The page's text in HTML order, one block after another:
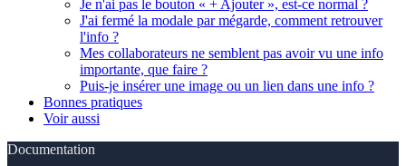
Je n'ai pas le bouton « + Ajouter », est-ce normal ?
J'ai fermé la modale par mégarde, comment retrouver
l'info ?
Mes collaborateurs ne semblent pas avoir vu une info
importante, que faire ?
Puis-je insérer une image ou un lien dans une info ?
Bonnes pratiques
Voir aussi
Documentation